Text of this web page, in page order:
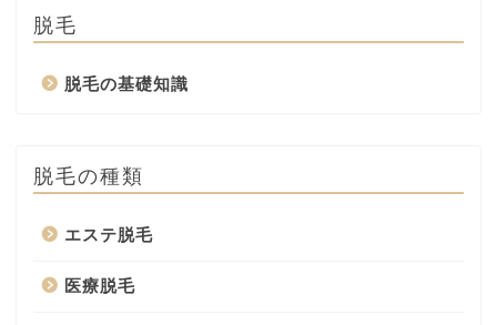
脱毛
脱毛の基礎知識
脱毛の種類
エステ脱毛
医療脱毛